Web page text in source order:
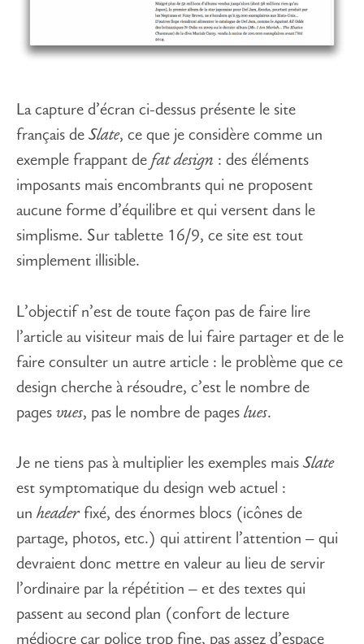
La capture d’écran ci-dessus présente le site
français de Slate, ce que je considère comme un
exemple frappant de fat design : des éléments
imposants mais encombrants qui ne proposent
aucune forme d’équilibre et qui versent dans le
simplisme. Sur tablette 16/9, ce site est tout
simplement illisible.
L’objectif n’est de toute façon pas de faire lire
l’article au visiteur mais de lui faire partager et de le
faire consulter un autre article : le problème que ce
design cherche à résoudre, c’est le nombre de
pages vues, pas le nombre de pages lues.
Je ne tiens pas à multiplier les exemples mais Slate
est symptomatique du design web actuel :
un headerfixé, des énormes blocs (icônes de
partage, photos, etc.) qui attirent l’attention – qui
devraient donc mettre en valeur au lieu de servir
l’ordinaire par la répétition – et des textes qui
passent au second plan (confort de lecture
médiocre car police trop fine, pas assez d’espace